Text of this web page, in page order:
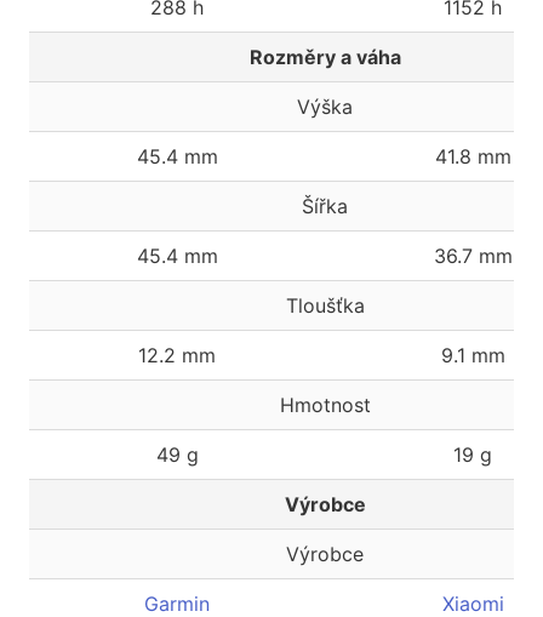
288 h 1152 h
Rozměry a váha
Výška
45.4 mm 41.8 mm
Šířka
45.4 mm 36.7 mm
Tloušťka
12.2 mm 9.1 mm
Hmotnost
49 g 19 g
Výrobce
Výrobce
Garmin Xiaomi